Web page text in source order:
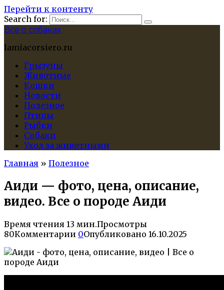
Перейти к контенту
Search for:
Все о собаках
lamiacorsiero.ru
Грызуны
Животные
Кошки
Новости
Полезное
Птицы
Рыбки
Собаки
Уход за животными
Главная » Полезное
Аиди — фото, цена, описание,
видео. Все о породе Аиди
Время чтения 13 мин.Просмотры
80Комментарии 0Опубликовано 16.10.2025